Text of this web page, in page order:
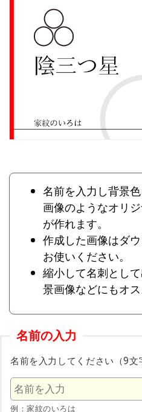
名前を入力し背景
画像のようなオリ
が作れます。
作成した画像はダ
お使いください。
縮小して名刺とし
景画像などにもオス
名前の入力
名前を入力してください（9文
例：家紋のいろは